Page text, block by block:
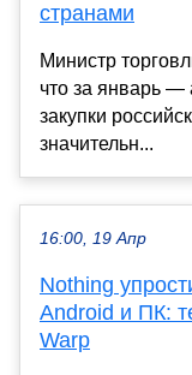
странами
Министр
что за январь —
закупки
значительн...
16:00, 19 Апр
Nothing
Android и ПК:
Warp